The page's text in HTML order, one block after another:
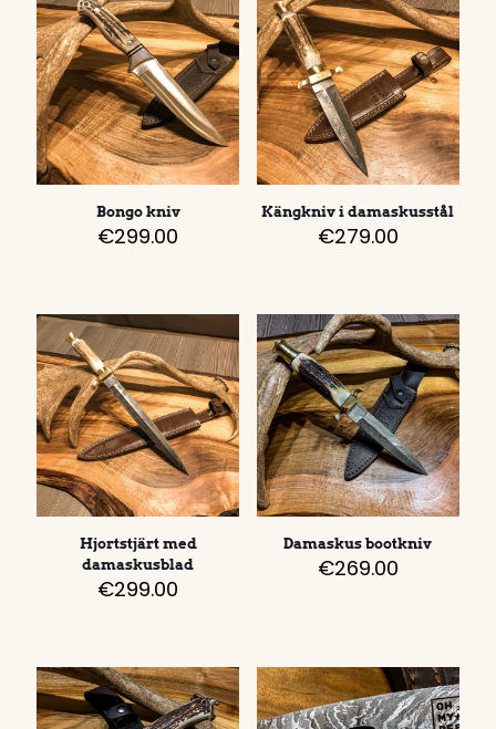
Bongo kniv
€299.00
Kängkniv i damaskusstål
€279.00
Hjortstjärt med
damaskusblad
€299.00
Damaskus bootkniv
€269.00